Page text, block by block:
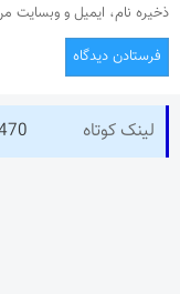
ذخیره نام، ایمیل و وبسایت
لینک کوتاه